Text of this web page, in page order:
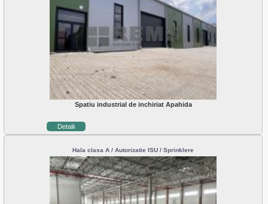
Spatiu industrial de inchiriat Apahida
Detalii
Hala clasa A / Autorizatie ISU / Sprinklere